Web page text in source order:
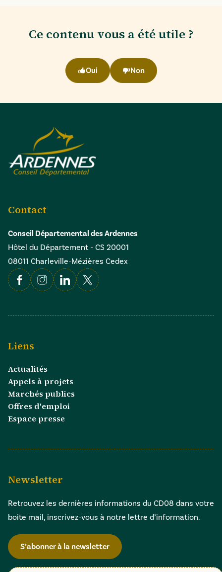
Ce contenu vous a été utile ?
Oui Non
Contact
Conseil Départemental des Ardennes
Hôtel du Département - CS 20001
08011 Charleville-Mézières Cedex
FacebookInstagramLinkedin
X
Liens
Actualités
Appels à projets
Marchés publics
Offres d'emploi
Espace presse
Newsletter
Retrouvez les dernières informations du CD08 dans votre
boite mail, inscrivez-vous à notre lettre d’information.
S’abonner à la newsletter